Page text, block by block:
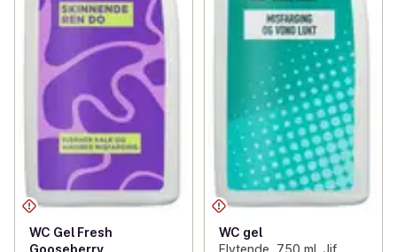
WC Gel Fresh
WC gel